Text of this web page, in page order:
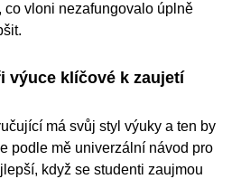
co vloni nezafungovalo úplně
výuce klíčové k zaujetí
má svůj styl výuky a ten by
podle mě univerzální návod pro
když se studenti zaujmou